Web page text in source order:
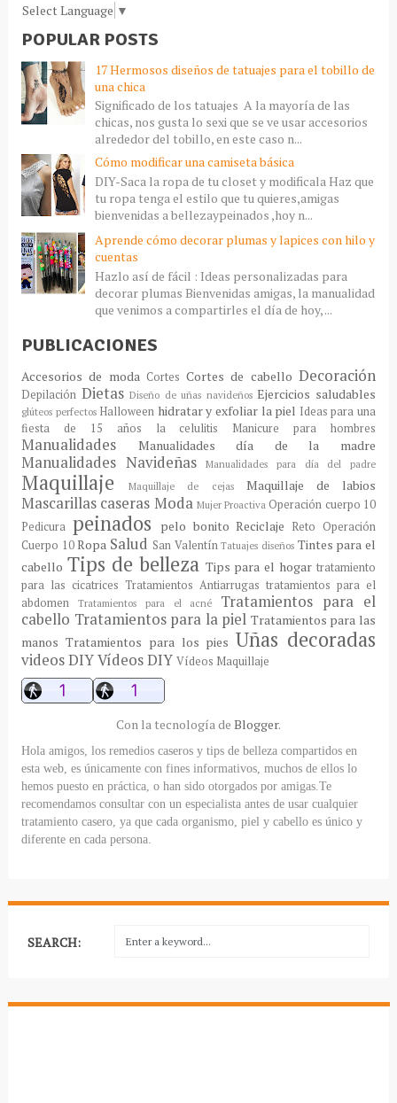
Select Language ▼
POPULAR POSTS
17 Hermosos diseños de tatuajes para el tobillo de
una chica
Significado de los tatuajes A la mayoría de las
chicas, nos gusta lo sexi que se ve usar accesorios
alrededor del tobillo, en este caso n...
Cómo modificar una camiseta básica
DIY-Saca la ropa de tu closet y modificala Haz que
tu ropa tenga el estilo que tu quieres,amigas
bienvenidas a bellezaypeinados ,hoy n...
Aprende cómo decorar plumas y lapices con hilo y
cuentas
Hazlo así de fácil : Ideas personalizadas para
decorar plumas Bienvenidas amigas, la manualidad
que venimos a compartirles el día de hoy, ...
PUBLICACIONES
Accesorios de moda Cortes Cortes de cabello Decoración
Depilación Dietas Diseño de uñas navideños Ejercicios saludables
glúteos perfectos Halloween hidratar y exfoliar la piel Ideas para una
fiesta de 15 años
la celulitis Manicure para hombres
Manualidades Manualidades día de la madre
Manualidades Navideñas Manualidades para día del padre
Maquillaje Maquillaje de cejas Maquillaje de labios
Mascarillas caseras Moda Mujer Proactiva Operación cuerpo 10
Pedicura peinados pelo bonito Reciclaje Reto Operación
Cuerpo 10 Ropa Salud San Valentín Tatuajes diseños Tintes para el
cabello Tips de belleza Tips para el hogar tratamiento
para las cicatrices Tratamientos Antiarrugas tratamientos para el
abdomen
Tratamientos para el acné
Tratamientos para el
cabello Tratamientos para la piel Tratamientos para las
manos Tratamientos para los pies Uñas decoradas
videos DIYVídeos DIY Vídeos Maquillaje
Con la tecnología de Blogger.
Hola amigos, los remedios caseros y tips de belleza compartidos en
esta web, es únicamente con fines informativos, muchos de ellos lo
hemos puesto en práctica, o han sido otorgados por amigas.Te
recomendamos consultar con un especialista antes de usar cualquier
tratamiento casero, ya que cada organismo, piel y cabello es único y
diferente en cada persona.
SEARCH: